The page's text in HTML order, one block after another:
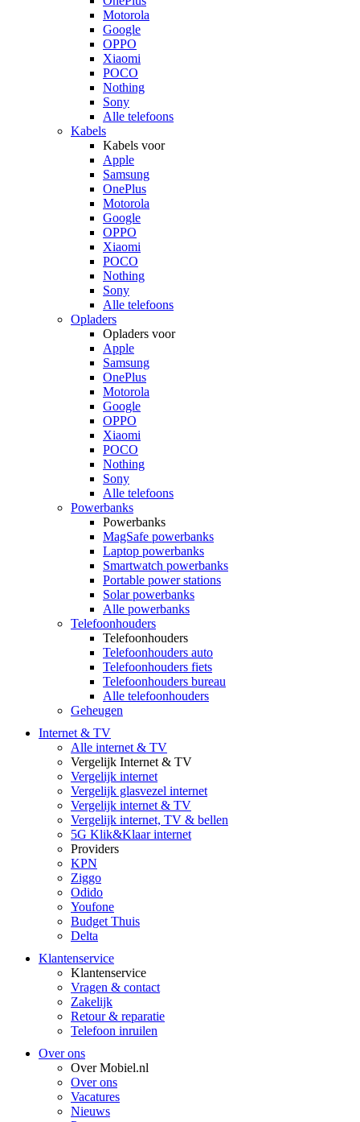
Motorola
Google
OPPO
Xiaomi
POCO
Nothing
Sony
Alle telefoons
Kabels
Kabels voor
Apple
Samsung
OnePlus
Motorola
Google
OPPO
Xiaomi
POCO
Nothing
Sony
Alle telefoons
Opladers
Opladers voor
Apple
Samsung
OnePlus
Motorola
Google
OPPO
Xiaomi
POCO
Nothing
Sony
Alle telefoons
Powerbanks
Powerbanks
MagSafe powerbanks
Laptop powerbanks
Smartwatch powerbanks
Portable power stations
Solar powerbanks
Alle powerbanks
Telefoonhouders
Telefoonhouders
Telefoonhouders auto
Telefoonhouders fiets
Telefoonhouders bureau
Alle telefoonhouders
Geheugen
Internet & TV
Alle internet & TV
Vergelijk Internet & TV
Vergelijk internet
Vergelijk glasvezel internet
Vergelijk internet & TV
Vergelijk internet, TV & bellen
5G Klik&Klaar internet
Providers
KPN
Ziggo
Odido
Youfone
Budget Thuis
Delta
Klantenservice
Klantenservice
Vragen & contact
Zakelijk
Retour & reparatie
Telefoon inruilen
Over ons
Over Mobiel.nl
Over ons
Vacatures
Nieuws